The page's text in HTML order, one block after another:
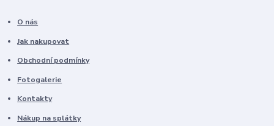
O nás
Jak nakupovat
Obchodní podmínky
Fotogalerie
Kontakty
Nákup na splátky